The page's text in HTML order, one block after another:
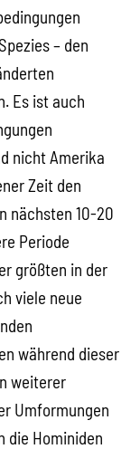
– den
Es ist auch
nicht Amerika
Zeit den
nächsten 10-20
Periode
größten in der
viele neue
während dieser
weiterer
Umformungen
die Hominiden